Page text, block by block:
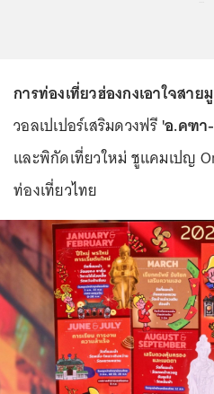
การท่องเที่ยวฮ่องกงเอาใจสาย
วอลเปเปอร์เสริมดวงฟรี 'อ.คฑา
และพิกัดเที่ยวใหม่ ชูแคมเปญ
ท่องเที่ยวไทย